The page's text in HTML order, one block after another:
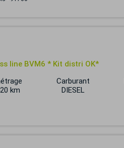
line BVM6 * Kit distri OK*
km
Carburant
DIESEL